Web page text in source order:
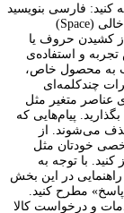
کنید: فارسی بنویسید
و از کیبورد فارسی استفاده کنید. بهتر است از فضای خالی (Space)
کشیدن حروف یا
و استفاده‌ی
به محصول خاص،
چندکلمه‌‌ای
عناصر متغیر مثل
پیام‌هایی که
می‌شوند. از
خودتان مثل
با توجه به
در این بخش
مطرح کنید.
و درخواست کالا